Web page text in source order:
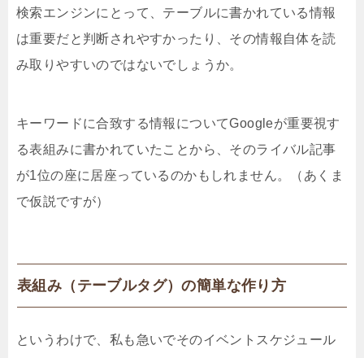
検索エンジンにとって、テーブルに書かれている情報
は重要だと判断されやすかったり、その情報自体を読
み取りやすいのではないでしょうか。
キーワードに合致する情報についてGoogleが重要視す
る表組みに書かれていたことから、そのライバル記事
が1位の座に居座っているのかもしれません。（あくま
で仮説ですが）
表組み（テーブルタグ）の簡単な作り方
というわけで、私も急いでそのイベントスケジュール